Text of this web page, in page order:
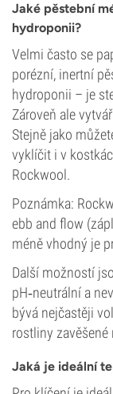
Jaké pěstební
hydroponii?
Velmi často se
porézní, inertní
hydroponii – je
Zároveň ale
Stejně jako
vyklíčit i v
Rockwool.
Poznámka:
ebb and flow
méně vhodný je
Další možností
pH‑neutrální a
bývá nejčastěji
rostliny zavěšené
Jaká je ideální